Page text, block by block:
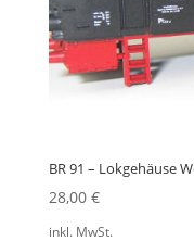
BR 91 – Lokgehäuse
28,00 €
inkl. MwSt.